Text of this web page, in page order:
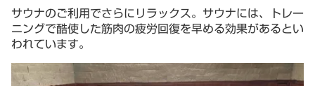
サウナのご利用でさらにリラックス。サウナには、トレー
ニングで酷使した筋肉の疲労回復を早める効果があるとい
われています。